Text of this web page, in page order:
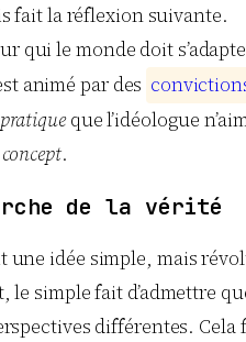
fait la réflexion suivante.
qui le monde doit
animé par des conviction
pratiqueque l’idéologue
concept.
de la vérité
une idée simple, mais
le simple fait d’admettre
différentes.